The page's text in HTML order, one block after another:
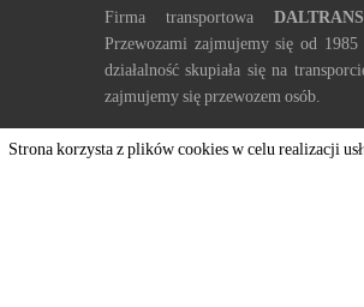
Firma transportowa DALTRANS
Przewozami zajmujemy się od
działalność skupiała się na
zajmujemy się przewozem osób.
Strona korzysta z plików cookies w celu realizacji